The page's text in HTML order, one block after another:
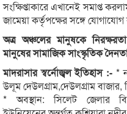
সংক্ষিপ্তাকারে এখানেই সমাপ্ত
জামেয়া কর্তৃপক্ষের সঙ্গে
অত্র অঞ্চলের মানুষকে
মানুষের সামাজিক সাংস্কৃতিক
মাদরাসার স্বর্নোজ্বল ইতিহাস :- *
উলূম দেউলগ্রাম,দেউলগ্রাম বাজার,
* অবস্থান: সিলেট জেলার